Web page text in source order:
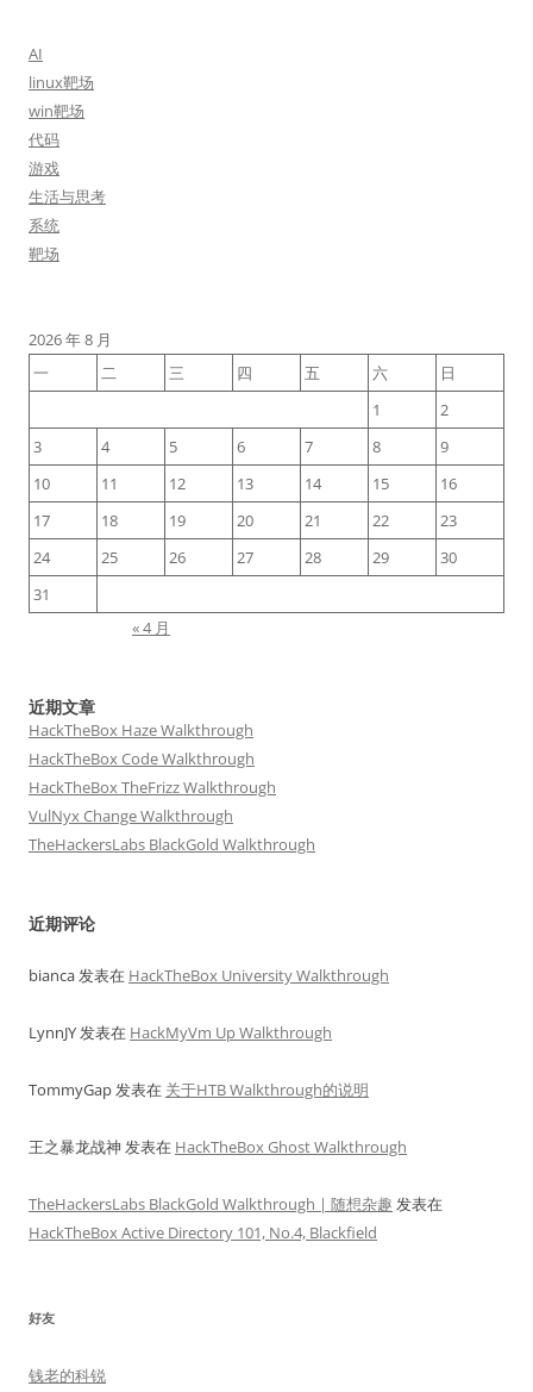
AI
linux靶场
win靶场
代码
游戏
生活与思考
系统
靶场
2026 年 8 月
一
二 三 四 五 六
日
1
2
3
4 5 6 7 8
9
10
11 12 13 14 15
16
17
18 19 20 21 22
23
24
25 26 27 28 29
30
31
« 4 月
近期文章
HackTheBox Haze Walkthrough
HackTheBox Code Walkthrough
HackTheBox TheFrizz Walkthrough
VulNyx Change Walkthrough
TheHackersLabs BlackGold Walkthrough
近期评论
bianca发表在 HackTheBox University Walkthrough
LynnJY发表在 HackMyVm Up Walkthrough
TommyGap发表在 关于HTB Walkthrough的说明
王之暴龙战神 发表在 HackTheBox Ghost Walkthrough
TheHackersLabs BlackGold Walkthrough | 随想杂趣 发表在
HackTheBox Active Directory 101, No.4, Blackfield
好友
钱老的科锐